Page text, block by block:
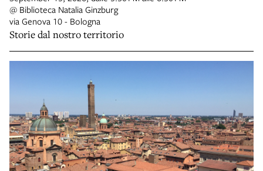
@ Biblioteca Natalia Ginzburg
via Genova 10 - Bologna
Storie dal nostro territorio